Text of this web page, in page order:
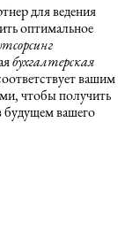
для ведения
оптимальное
бухгалтерская
вашим
чтобы получить
будущем вашего